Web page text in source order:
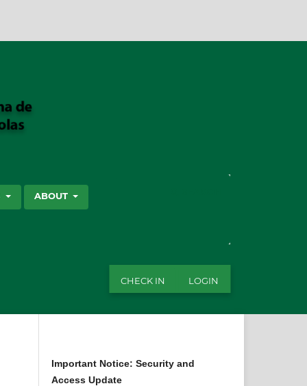
ABOUT
CHECK IN LOGIN
Important Notice: Security and
Access Update